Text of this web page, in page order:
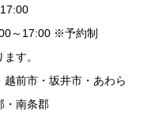
～17:00 ※予約制
す。
前市・坂井市・あわら
・南条郡